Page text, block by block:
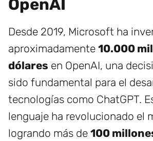
OpenAI
Desde 2019, Microsoft ha
aproximadamente 10.000
dólares en OpenAI, una
sido fundamental para el
tecnologías como ChatGPT.
lenguaje ha revolucionado el
logrando más de 100